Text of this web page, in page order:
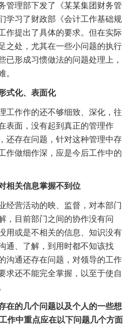
理部下发了《某某集团财务管
学习了财政部《会计工作基础规
作提出了具体的要求。但在实际
之处，尤其在一些小问题的执行
已形成习惯做法的问题处理上，
。
化、表面化
作作的还不够细致、深化，往
表面，没有起到真正的管理作
还存在问题，针对这种管理中存
作做细作深，应是今后工作中的
关信息掌握不到位
营活动的映、监督，对本部门
，目前部门之间的协作没有问
用或是不相关的信息、知识没有
通、了解，到用时都不知该找
沟通还存在问题，对领导的工作
求还不能完全掌握，以至于使自
的几个问题以及个人的一些想
作中重点应在以下问题几个方面